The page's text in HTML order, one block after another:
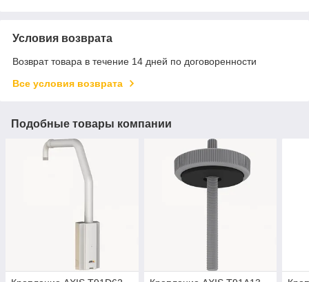
Условия возврата
Возврат товара в течение 14 дней по договоренности
Все условия возврата
Подобные товары компании